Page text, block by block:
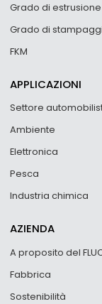
Grado di estrusione
Grado di
FKM
APPLICAZIONI
Settore
Ambiente
Elettronica
Pesca
Industria chimica
AZIENDA
A proposito del
Fabbrica
Sostenibilità